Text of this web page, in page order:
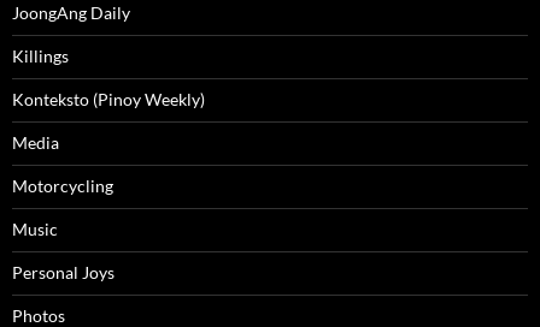
JoongAng Daily
Killings
Konteksto (Pinoy Weekly)
Media
Motorcycling
Music
Personal Joys
Photos